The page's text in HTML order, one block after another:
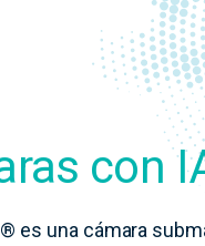
con
es una cámara